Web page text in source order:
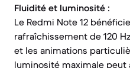
Fluidité et luminosité :
Le Redmi Note 12
rafraîchissement de 120
et les animations
luminosité maximale peut